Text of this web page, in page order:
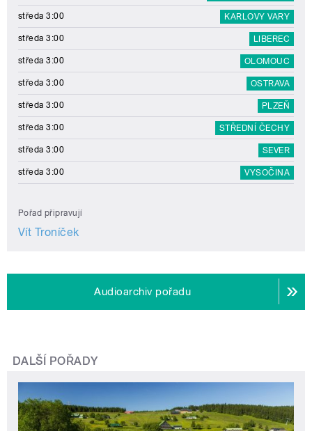
středa 3:00 KARLOVY VARY
středa 3:00 LIBEREC
středa 3:00 OLOMOUC
středa 3:00 OSTRAVA
středa 3:00 PLZEŇ
středa 3:00 STŘEDNÍ ČECHY
středa 3:00 SEVER
středa 3:00 VYSOČINA
Pořad připravují
Vít Troníček
Audioarchiv pořadu
DALŠÍ POŘADY